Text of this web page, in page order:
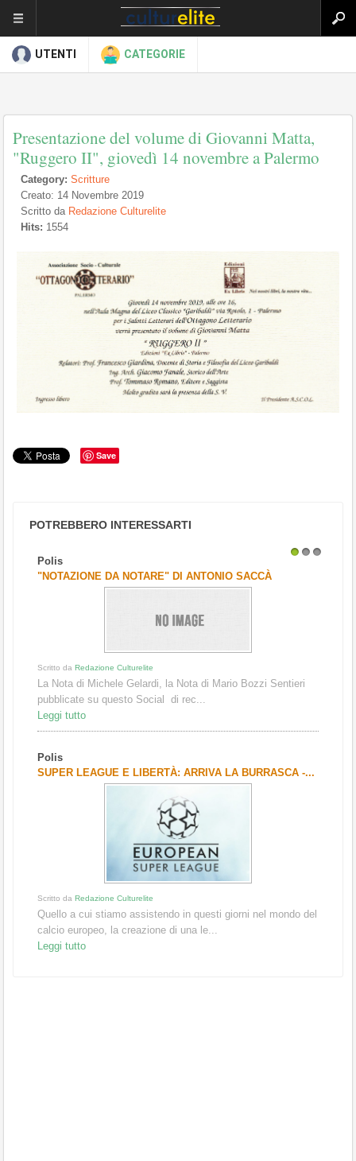
UTENTI CATEGORIE
Presentazione del volume di Giovanni Matta,
"Ruggero II", giovedì 14 novembre a Palermo
Category: Scritture
Creato: 14 Novembre 2019
Scritto da Redazione Culturelite
Hits: 1554
Save
POTREBBERO INTERESSARTI
Polis
"NOTAZIONE DA NOTARE" DI ANTONIO SACCÀ
Scritto da Redazione Culturelite
La Nota di Michele Gelardi, la Nota di Mario Bozzi Sentieri
pubblicate su questo Social di rec...
Leggi tutto
Polis
SUPER LEAGUE E LIBERTÀ: ARRIVA LA BURRASCA -...
Scritto da Redazione Culturelite
Quello a cui stiamo assistendo in questi giorni nel mondo del
calcio europeo, la creazione di una le...
Leggi tutto